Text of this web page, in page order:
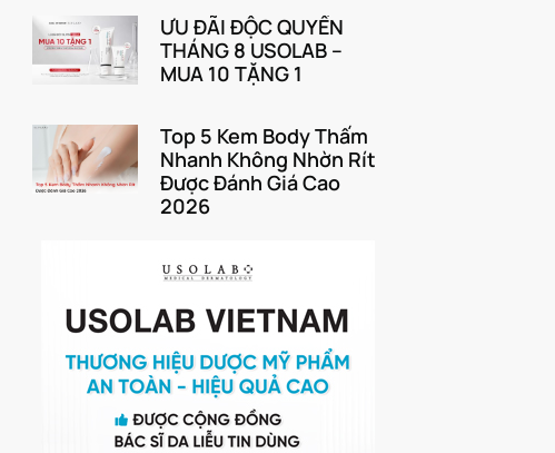
ƯU ĐÃI ĐỘC QUYỀN
THÁNG 8 USOLAB –
MUA 10 TẶNG 1
Top 5 Kem Body Thấm
Nhanh Không Nhờn Rít
Được Đánh Giá Cao
2026